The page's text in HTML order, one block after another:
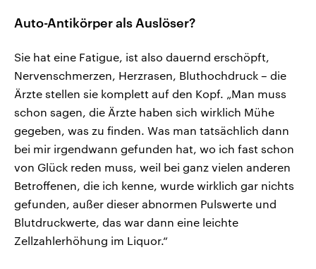
Auto-Antikörper als Auslöser?
Sie hat eine Fatigue, ist also dauernd erschöpft,
Nervenschmerzen, Herzrasen, Bluthochdruck – die
Ärzte stellen sie komplett auf den Kopf. „Man muss
schon sagen, die Ärzte haben sich wirklich Mühe
gegeben, was zu finden. Was man tatsächlich dann
bei mir irgendwann gefunden hat, wo ich fast schon
von Glück reden muss, weil bei ganz vielen anderen
Betroffenen, die ich kenne, wurde wirklich gar nichts
gefunden, außer dieser abnormen Pulswerte und
Blutdruckwerte, das war dann eine leichte
Zellzahlerhöhung im Liquor.“